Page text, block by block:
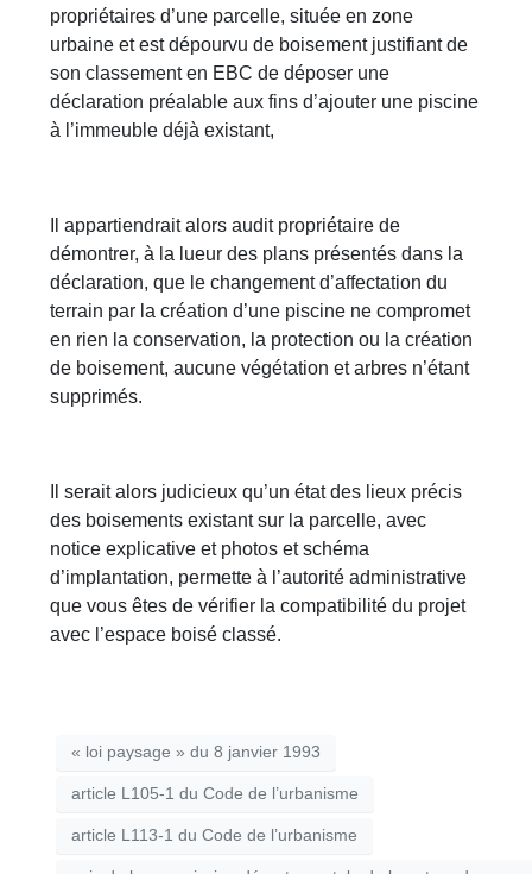
propriétaires d’une parcelle, située en zone
urbaine et est dépourvu de boisement justifiant de
son classement en EBC de déposer une
déclaration préalable aux fins d’ajouter une piscine
à l’immeuble déjà existant,
Il appartiendrait alors audit propriétaire de
démontrer, à la lueur des plans présentés dans la
déclaration, que le changement d’affectation du
terrain par la création d’une piscine ne compromet
en rien la conservation, la protection ou la création
de boisement, aucune végétation et arbres n’étant
supprimés.
Il serait alors judicieux qu’un état des lieux précis
des boisements existant sur la parcelle, avec
notice explicative et photos et schéma
d’implantation, permette à l’autorité administrative
que vous êtes de vérifier la compatibilité du projet
avec l’espace boisé classé.
« loi paysage » du 8 janvier 1993
article L105-1 du Code de l’urbanisme
article L113-1 du Code de l’urbanisme